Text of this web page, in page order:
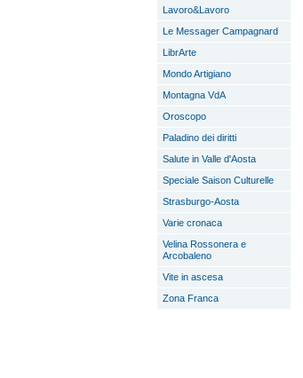
Lavoro&Lavoro
Le Messager Campagnard
LibrArte
Mondo Artigiano
Montagna VdA
Oroscopo
Paladino dei diritti
Salute in Valle d'Aosta
Speciale Saison Culturelle
Strasburgo-Aosta
Varie cronaca
Velina Rossonera e
Arcobaleno
Vite in ascesa
Zona Franca